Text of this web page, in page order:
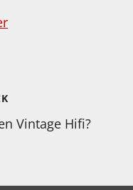
Vintage Hifi?